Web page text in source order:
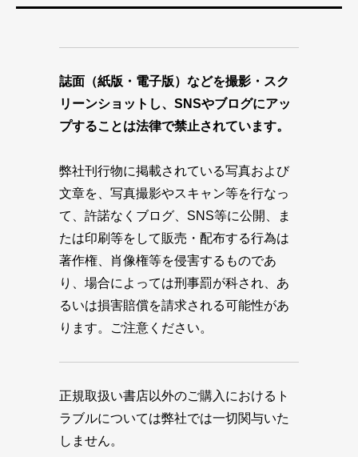
誌面（紙版・電子版）などを撮影・スク
リーンショットし、SNSやブログにアッ
プすることは法律で禁止されています。
弊社刊行物に掲載されている写真および
文章を、写真撮影やスキャン等を行なっ
て、許諾なくブログ、SNS等に公開、ま
たは印刷等をして販売・配布する行為は
著作権、肖像権等を侵害するものであ
り、場合によっては刑事罰が科され、あ
るいは損害賠償を請求される可能性があ
ります。ご注意ください。
正規取扱い書店以外のご購入におけるト
ラブルについては弊社では一切関与いた
しません。